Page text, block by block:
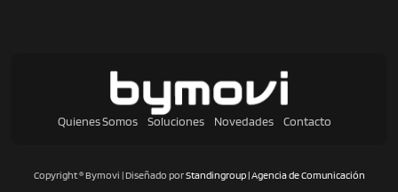
Quienes Somos Soluciones Novedades Contacto
Copyright ® Bymovi | Diseñado porStandingroup | Agencia de Comunicación